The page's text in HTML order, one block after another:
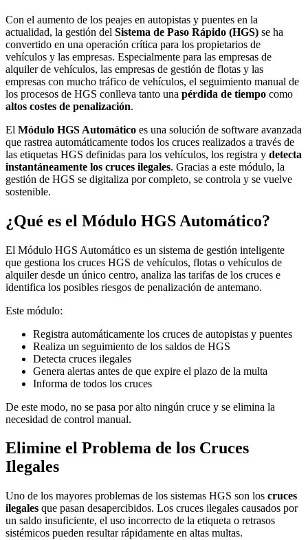
Con el aumento de los peajes en autopistas y puentes en la
actualidad, la gestión del Sistema de Paso Rápido (HGS) se ha
convertido en una operación crítica para los propietarios de
vehículos y las empresas. Especialmente para las empresas de
alquiler de vehículos, las empresas de gestión de flotas y las
empresas con mucho tráfico de vehículos, el seguimiento manual de
los procesos de HGS conlleva tanto una pérdida de tiempo como
altos costes de penalización.
El Módulo HGS Automático es una solución de software avanzada
que rastrea automáticamente todos los cruces realizados a través de
las etiquetas HGS definidas para los vehículos, los registra y detecta
instantáneamente los cruces ilegales. Gracias a este módulo, la
gestión de HGS se digitaliza por completo, se controla y se vuelve
sostenible.
¿Qué es el Módulo HGS Automático?
El Módulo HGS Automático es un sistema de gestión inteligente
que gestiona los cruces HGS de vehículos, flotas o vehículos de
alquiler desde un único centro, analiza las tarifas de los cruces e
identifica los posibles riesgos de penalización de antemano.
Este módulo:
Registra automáticamente los cruces de autopistas y puentes
Realiza un seguimiento de los saldos de HGS
Detecta cruces ilegales
Genera alertas antes de que expire el plazo de la multa
Informa de todos los cruces
De este modo, no se pasa por alto ningún cruce y se elimina la
necesidad de control manual.
Elimine el Problema de los Cruces
Ilegales
Uno de los mayores problemas de los sistemas HGS son los cruces
ilegales que pasan desapercibidos. Los cruces ilegales causados por
un saldo insuficiente, el uso incorrecto de la etiqueta o retrasos
sistémicos pueden resultar rápidamente en altas multas.